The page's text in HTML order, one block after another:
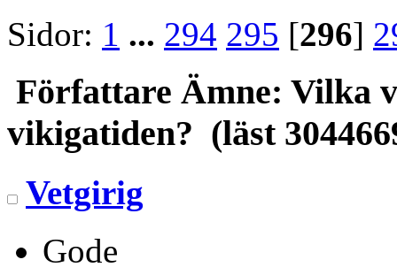
Sidor: 1 ... 294 295 [296]
Författare Ämne: Vilka
vikigatiden? (läst
Vetgirig
Gode